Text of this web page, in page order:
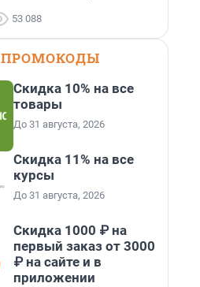
53 088
ПРОМОКОДЫ
Скидка 10% на все
товары
До 31 августа, 2026
Скидка 11% на все
курсы
До 31 августа, 2026
Скидка 1000 ₽ на
первый заказ от 3000
₽ на сайте и в
приложении